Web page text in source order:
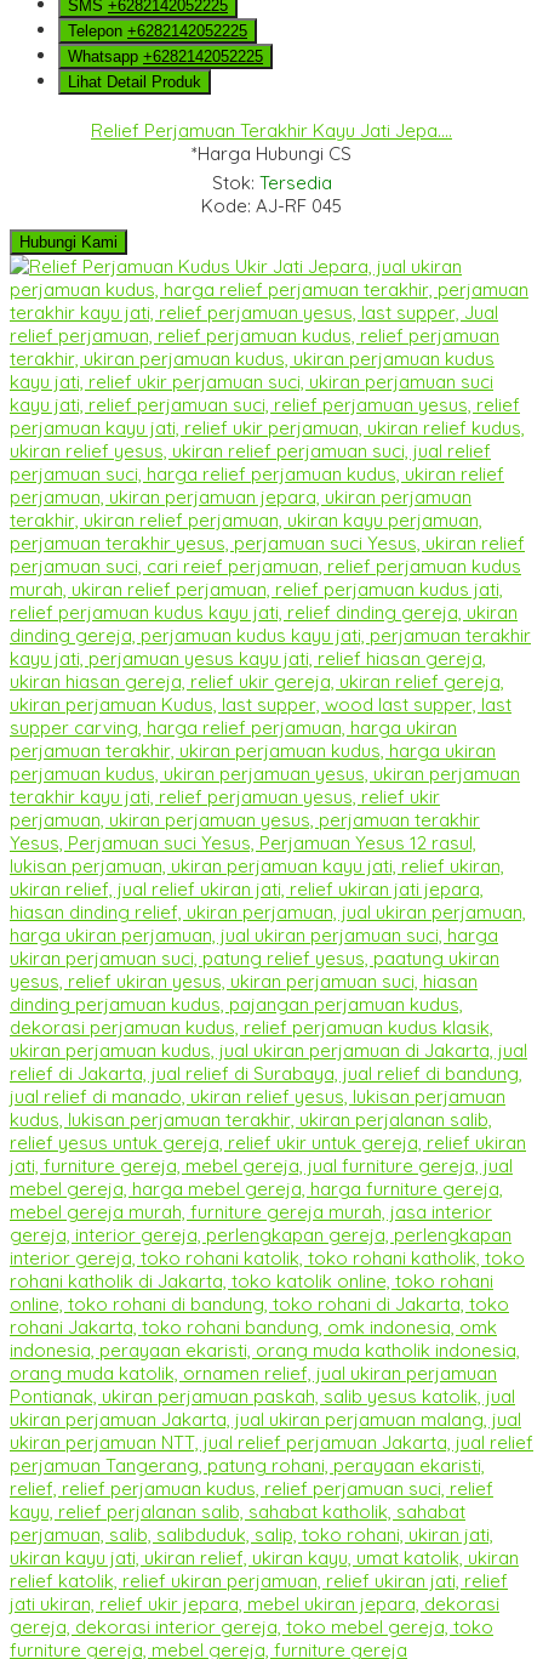
SMS +6282142052225
Telepon +6282142052225
Whatsapp +6282142052225
Lihat Detail Produk
Relief Perjamuan Terakhir Kayu Jati Jepa....
*Harga Hubungi CS
Stok: Tersedia
Kode: AJ-RF 045
Hubungi Kami